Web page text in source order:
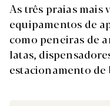
As três praias mais
equipamentos de
como peneiras de
latas,
estacionamento de